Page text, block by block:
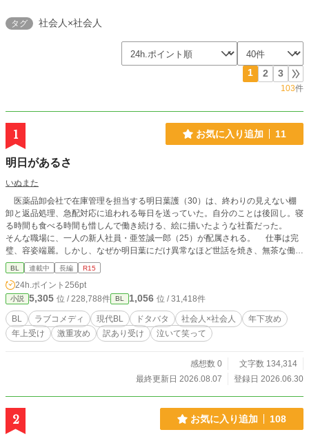
タグ 社会人×社会人
1 2 3
103件
1 お気に入り追加 11
明日があるさ
いぬまた
医薬品卸会社で在庫管理を担当する明日葉護（30）は、終わりの見えない棚
卸と返品処理、急配対応に追われる毎日を送っていた。自分のことは後回し。寝
る時間も食べる時間も惜しんで働き続ける、絵に描いたような社畜だった。
そんな職場に、一人の新人社員・亜笠誠一郎（25）が配属される。 仕事は完
璧、容姿端麗。しかし、なぜか明日葉にだけ異常なほど世話を焼き、無茶な働き
方を見れば本気で怒る、不思議な男だった。 明日葉はまだ知らない。 この
新人が、一年前から自分に恋をしていたことを。 そして、この出会いが、止
まっていた自分の人生を少しずつ動かしていくことをーーーー 押しかけ女房
世話焼き攻（年下）×自己肯定感低め天然社畜受（年上）の泣いて笑ってドタバ
タＢＬコメディです。仕事描写多め、全年齢向けですが下ネタありますのでご注
意ください。何度も言いますが、ＢＬコメディです。最初から最後までドタバタ
しています。第一章全十話予定。カクヨム、小説家になろうでも公開中。
BL 連載中 長編 R15
24h.ポイント 256pt
小説 5,305 位 / 228,788件 BL 1,056 位 / 31,418件
BL ラブコメディ 現代BL ドタバタ 社会人×社会人
年下攻め
年上受け
激重攻め 訳あり受け 泣いて笑って
感想数 0
文字数 134,314
最終更新日 2026.08.07
登録日 2026.06.30
2 お気に入り追加 108